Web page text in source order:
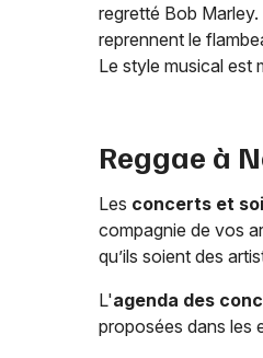
regretté Bob
reprennent le
Le style musical est
Reggae à
Les concerts et
compagnie de vos
qu’ils soient des
L'agenda des
proposées dans les